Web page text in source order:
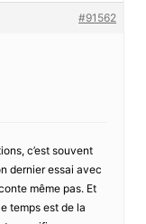
#91562
c’est souvent
dernier essai avec
même pas. Et
temps est de la